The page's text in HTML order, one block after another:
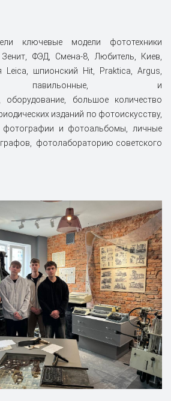
ключевые модели фототехники
Зенит, ФЭД, Смена-8, Любитель, Киев,
Leica, шпионский Hit, Praktica, Argus,
павильонные, и
оборудование, большое количество
изданий по фотоискусству,
фотографии и фотоальбомы, личные
фотолабораторию советского